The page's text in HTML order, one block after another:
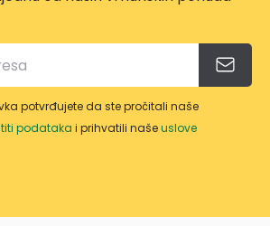
potvrđujete da ste pročitali naše
podataka i prihvatili našeuslove